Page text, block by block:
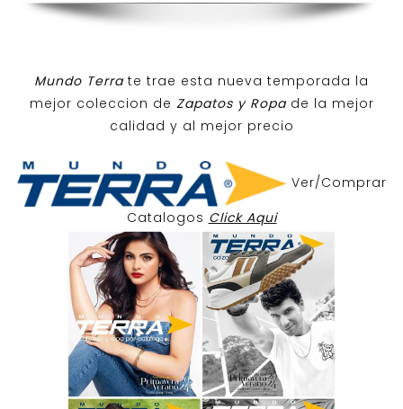
Mundo Terra te trae esta nueva temporada la
mejor coleccion de Zapatos y Ropa de la mejor
calidad y al mejor precio
Ver/Comprar
Catalogos Click Aqui